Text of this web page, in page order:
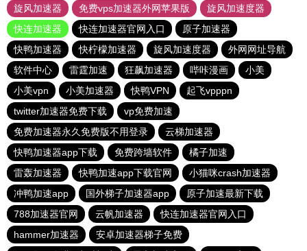
旋风加速器
免费vps加速器外网苹果版
旋风加速度器
快连加速器
快连加速器官网入口
原子加速器
快鸭加速器
快柠檬加速器 旋风加速度器
外网网址导航
软件中心
雷霆加速 狂飙加速器 哔咔漫画
小美
小美vpn
小美加速器 快鸭VPN
起飞vpppn
twitter加速器免费下载
vp免费加速
免费加速器永久免费版不用登录
云梯加速器
快鸭加速器app下载
免费跨墙软件
橘子加速
雷轰加速器
快鸭加速app下载官网
小猫咪crash加速器
冲鸭加速app
国外梯子加速器app
原子加速最新下载
788加速器官网
云帆加速器
快连加速器官网入口
hammer加速器
安卓加速器梯子免费